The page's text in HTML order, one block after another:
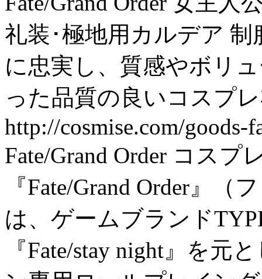
礼装･極地用カルデア
に忠実し、質感やボリ
った品質の良いコスプ
http://cosmise.com/goods-
Fate/Grand Order コスプ
『Fate/Grand Order』
は、ゲームブランド
『Fate/stay night』を元